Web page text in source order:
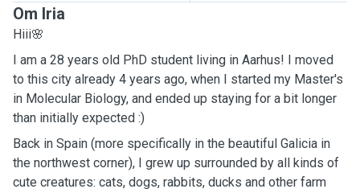
Om Iria
Hiii🌸
I am a 28 years old PhD student living in Aarhus! I moved
to this city already 4 years ago, when I started my Master's
in Molecular Biology, and ended up staying for a bit longer
than initially expected :)
Back in Spain (more specifically in the beautiful Galicia in
the northwest corner), I grew up surrounded by all kinds of
cute creatures: cats, dogs, rabbits, ducks and other farm